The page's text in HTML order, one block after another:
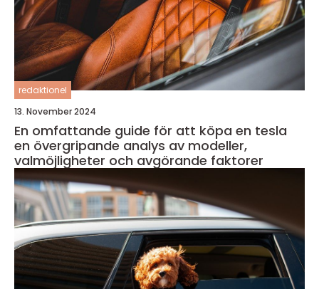
redaktionel
13. November 2024
En omfattande guide för att köpa en tesla
en övergripande analys av modeller,
valmöjligheter och avgörande faktorer